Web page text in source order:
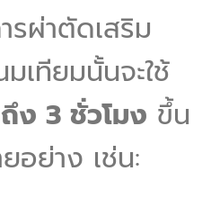
รผ่าตัดเสริม
เทียมนั้นจะใช้
ง 3 ชั่วโมง ขึ้น
อย่าง เช่น: